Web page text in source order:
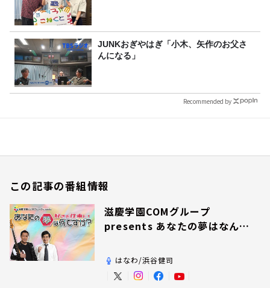
JUNKおぎやはぎ「小木、矢作のお父さ
んになる」
Recommended by
この記事の番組情報
滋慶学園COMグループ
presents あなたの夢はなんで
はなわ/浜谷健司